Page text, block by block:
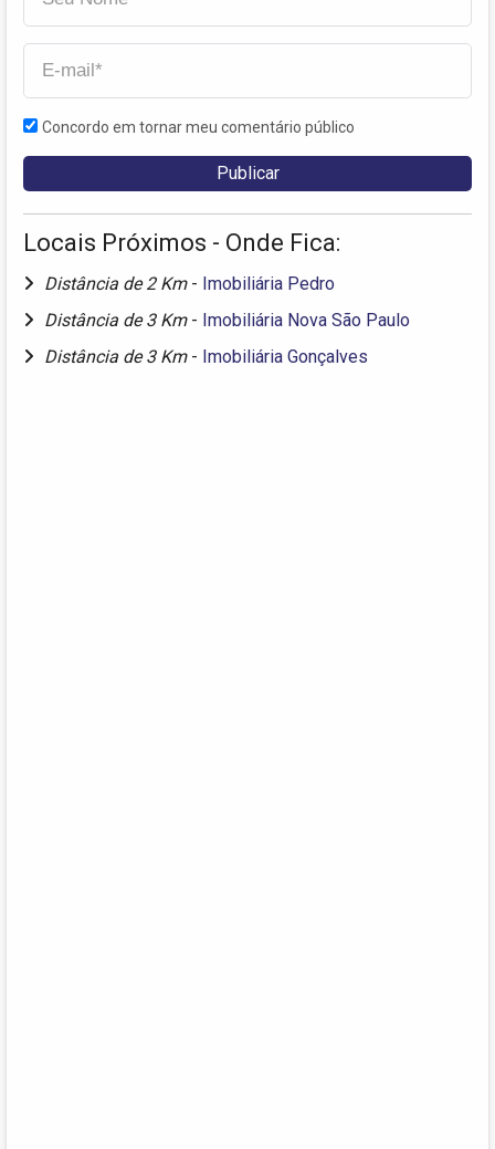
Concordo em tornar meu comentário público
Locais Próximos - Onde Fica:
Distância de 2 Km - Imobiliária Pedro
Distância de 3 Km - Imobiliária Nova São Paulo
Distância de 3 Km - Imobiliária Gonçalves